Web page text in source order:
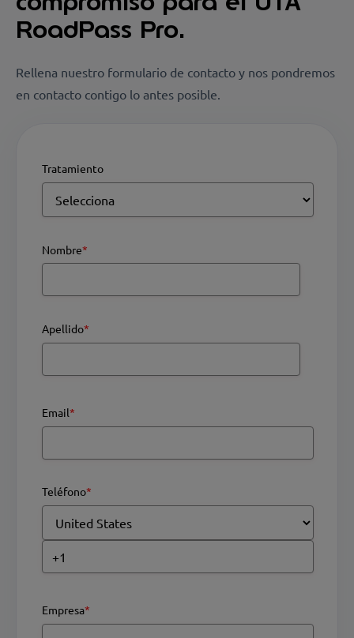
RoadPass Pro.
Rellena nuestro formulario de contacto y nos pondremos
en contacto contigo lo antes posible.
Tratamiento
Nombre*
Apellido*
Email*
Teléfono*
Empresa*